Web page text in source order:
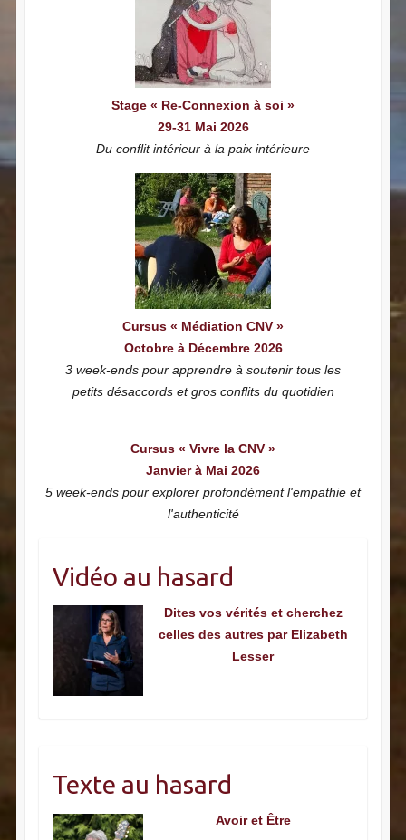
Stage « Re-Connexion à soi »
29-31 Mai 2026
Du conflit intérieur à la paix intérieure
Cursus « Médiation CNV »
Octobre à Décembre 2026
3 week-ends pour apprendre à soutenir tous les
petits désaccords et gros conflits du quotidien
Cursus « Vivre la CNV »
Janvier à Mai 2026
5 week-ends pour explorer profondément l'empathie et
l'authenticité
Vidéo au hasard
Dites vos vérités et cherchez
celles des autres par Elizabeth
Lesser
Texte au hasard
Avoir et Être